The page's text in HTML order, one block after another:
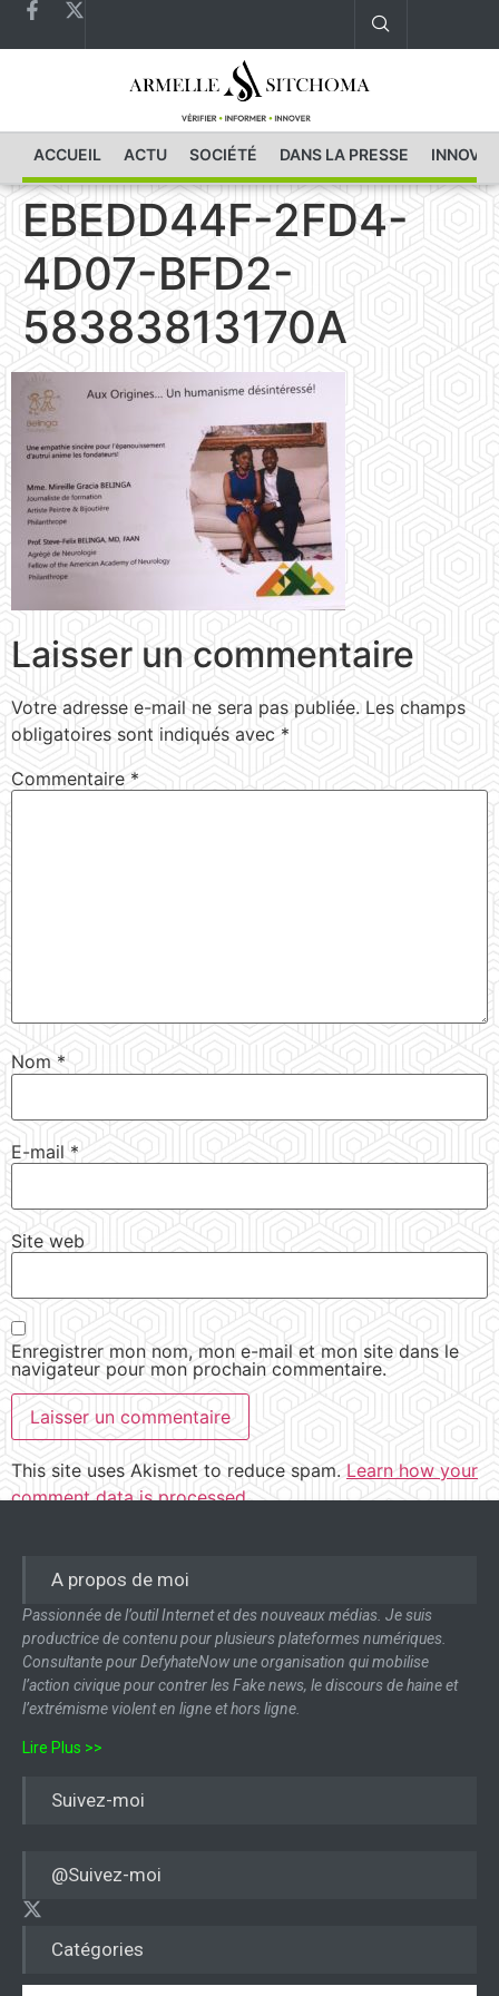
ACCUEIL ACTU SOCIÉTÉ DANS LA PRESSE
EBEDD44F-2FD4-
4D07-BFD2-
58383813170A
Laisser un commentaire
Votre adresse e-mail ne sera pas publiée. Les champs
obligatoires sont indiqués avec *
Commentaire*
Nom *
E-mail *
Site web
Enregistrer mon nom, mon e-mail et mon site dans le
navigateur pour mon prochain commentaire.
This site uses Akismet to reduce spam. Learn how your
comment data is processed.
Catégories
A propos de moi
Passionnée de l’outil Internet et des nouveaux médias. Je suis
productrice de contenu pour plusieurs plateformes numériques.
Consultante pour DefyhateNow une organisation qui mobilise
l’action civique pour contrer les Fake news, le discours de haine et
l’extrémisme violent en ligne et hors ligne.
Lire Plus >>
Suivez-moi
@Suivez-moi